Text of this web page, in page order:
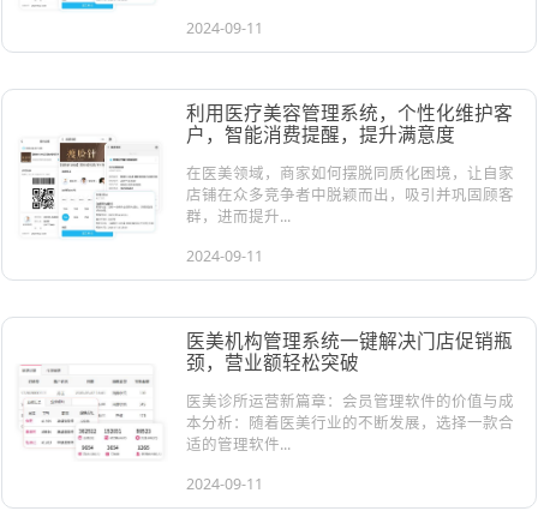
2024-09-11
利用医疗美容管理系统，个性化维护客
户，智能消费提醒，提升满意度
在医美领域，商家如何摆脱同质化困境，让自家
店铺在众多竞争者中脱颖而出，吸引并巩固顾客
群，进而提升...
2024-09-11
医美机构管理系统一键解决门店促销瓶
颈，营业额轻松突破
医美诊所运营新篇章：会员管理软件的价值与成
本分析：随着医美行业的不断发展，选择一款合
适的管理软件...
2024-09-11